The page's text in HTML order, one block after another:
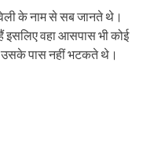
के नाम से सब जानते थे।
इसलिए वहा आसपास भी कोई
उसके पास नहीं भटकते थे।